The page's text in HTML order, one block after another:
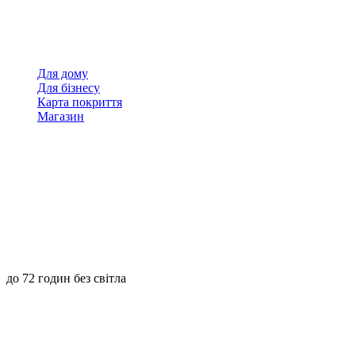
Для дому
Для бізнесу
Карта покриття
Магазин
до 72 годин без світла